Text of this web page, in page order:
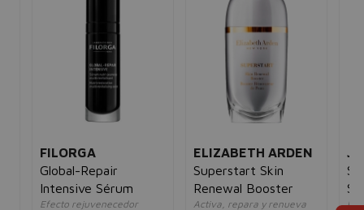
FILORGA
Global-Repair
Intensive Sérum
Efecto rejuvenecedor
ELIZABETH ARDEN
Superstart Skin
Renewal Booster
Activa, repara y renueva